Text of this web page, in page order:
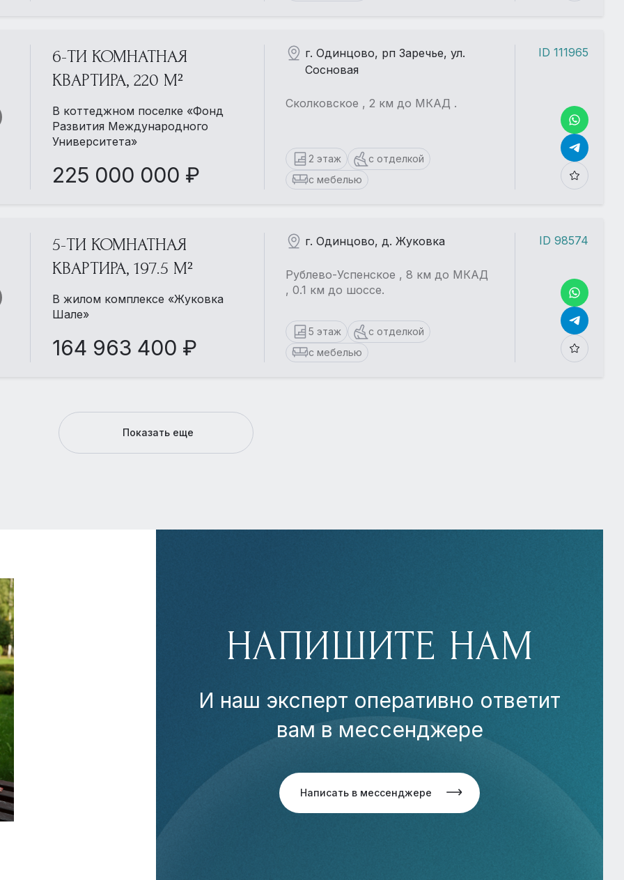
6-ТИ КОМНАТНАЯ
КВАРТИРА, 220 М²
В коттеджном поселке «Фонд
Развития Международного
Университета»
225 000 000 ₽
г. Одинцово, рп Заречье, ул.
Сосновая
Сколковское , 2 км до МКАД .
2 этаж
с отделкой
с мебелью
ID 111965
5-ТИ КОМНАТНАЯ
КВАРТИРА, 197.5 М²
В жилом комплексе «Жуковка
Шале»
164 963 400 ₽
г. Одинцово, д. Жуковка
Рублево-Успенское , 8 км до МКАД
, 0.1 км до шоссе.
5 этаж
с отделкой
с мебелью
ID 98574
Показать еще
НАПИШИТЕ НАМ
И наш эксперт оперативно ответит
вам в мессенджере
Написать в мессенджере